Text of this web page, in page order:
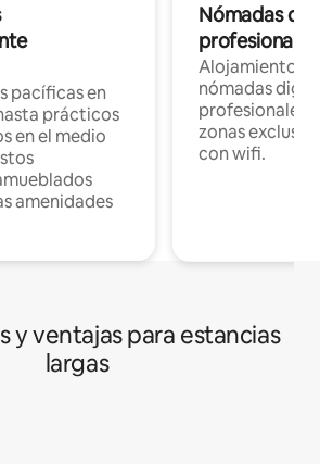
pacíficas en
prácticos
en el medio
amenidades
Nómadas
Alojamientos
nómadas
profesionales
zonas
con wifi.
y ventajas para estancias
largas